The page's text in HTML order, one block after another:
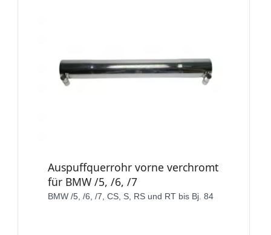
Auspuffquerrohr vorne verchromt
für BMW /5, /6, /7
BMW /5, /6, /7, CS, S, RS und RT bis Bj. 84